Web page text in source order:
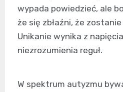
wypada powiedzieć, ale
że się zbłaźni, że
Unikanie wynika z
niezrozumienia reguł.
W spektrum autyzmu